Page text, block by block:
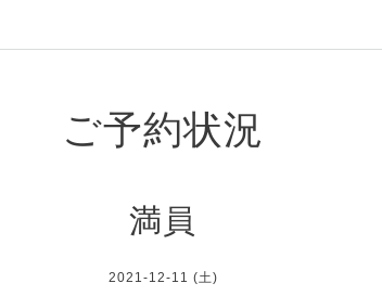
ご予約状況
満員
2021-12-11 (土)